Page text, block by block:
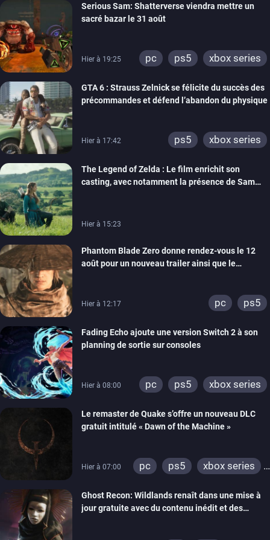
xbox one
switch 2
Serious Sam: Shatterverse viendra mettre un
sacré bazar le 31 août
Hier à 19:25 pc ps5 xbox series
GTA 6 : Strauss Zelnick se félicite du succès des
précommandes et défend l’abandon du physique
Hier à 17:42 ps5 xbox series
The Legend of Zelda : Le film enrichit son
casting, avec notamment la présence de Sam
Hier à 15:23
Phantom Blade Zero donne rendez-vous le 12
août pour un nouveau trailer ainsi que le
Hier à 12:17 pc ps5
Fading Echo ajoute une version Switch 2 à son
planning de sortie sur consoles
Hier à 08:00 pc ps5 xbox series
Le remaster de Quake s’offre un nouveau DLC
gratuit intitulé « Dawn of the Machine »
Hier à 07:00 pc ps5
xbox series
xbox one
nintendo 64
Ghost Recon: Wildlands renaît dans une mise à
jour gratuite avec du contenu inédit et des